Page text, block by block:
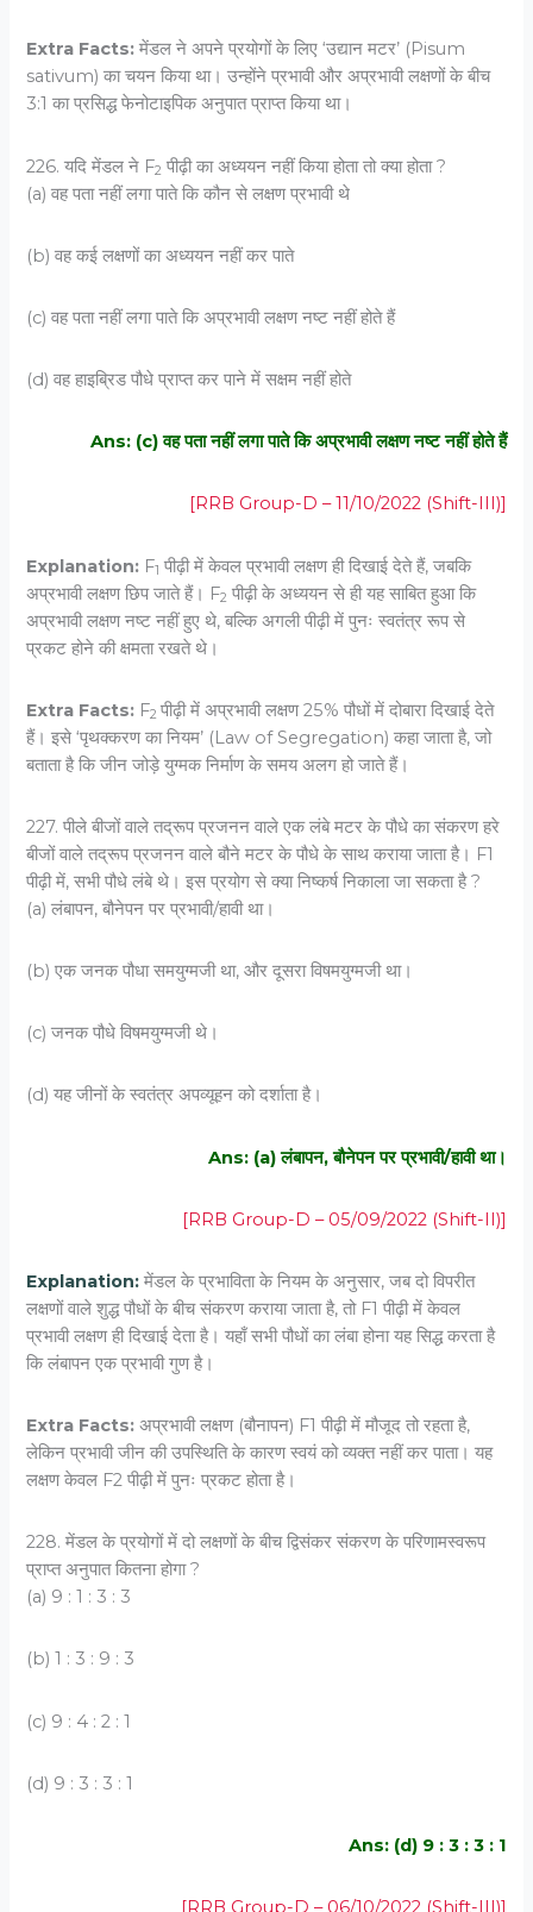
Extra Facts: मेंडल ने अपने प्रयोगों के लिए ‘उद्यान मटर’ (Pisum
sativum) का चयन किया था। उन्होंने प्रभावी और अप्रभावी लक्षणों के बीच
3:1 का प्रसिद्ध फेनोटाइपिक अनुपात प्राप्त किया था।
226. यदि मेंडल ने F2 पीढ़ी का अध्ययन नहीं किया होता तो क्या होता ?
(a) वह पता नहीं लगा पाते कि कौन से लक्षण प्रभावी थे
(b) वह कई लक्षणों का अध्ययन नहीं कर पाते
(c) वह पता नहीं लगा पाते कि अप्रभावी लक्षण नष्ट नहीं होते हैं
(d) वह हाइब्रिड पौधे प्राप्त कर पाने में सक्षम नहीं होते
Ans: (c) वह पता नहीं लगा पाते कि अप्रभावी लक्षण नष्ट नहीं होते हैं
[RRB Group-D – 11/10/2022 (Shift-III)]
Explanation: F1 पीढ़ी में केवल प्रभावी लक्षण ही दिखाई देते हैं, जबकि
अप्रभावी लक्षण छिप जाते हैं। F2 पीढ़ी के अध्ययन से ही यह साबित हुआ कि
अप्रभावी लक्षण नष्ट नहीं हुए थे, बल्कि अगली पीढ़ी में पुनः स्वतंत्र रूप से
प्रकट होने की क्षमता रखते थे।
Extra Facts: F2पीढ़ी में अप्रभावी लक्षण 25% पौधों में दोबारा दिखाई देते
हैं। इसे ‘पृथक्करण का नियम’ (Law of Segregation) कहा जाता है, जो
बताता है कि जीन जोड़े युग्मक निर्माण के समय अलग हो जाते हैं।
227. पीले बीजों वाले तद्रूप प्रजनन वाले एक लंबे मटर के पौधे का संकरण हरे
बीजों वाले तद्रूप प्रजनन वाले बौने मटर के पौधे के साथ कराया जाता है। F1
पीढ़ी में, सभी पौधे लंबे थे। इस प्रयोग से क्या निष्कर्ष निकाला जा सकता है ?
(a) लंबापन, बौनेपन पर प्रभावी/हावी था।
(b) एक जनक पौधा समयुग्मजी था, और दूसरा विषमयुग्मजी था।
(c) जनक पौधे विषमयुग्मजी थे।
(d) यह जीनों के स्वतंत्र अपव्यूहन को दर्शाता है।
Ans: (a) लंबापन, बौनेपन पर प्रभावी/हावी था।
[RRB Group-D – 05/09/2022 (Shift-II)]
Explanation: मेंडल के प्रभाविता के नियम के अनुसार, जब दो विपरीत
लक्षणों वाले शुद्ध पौधों के बीच संकरण कराया जाता है, तो F1 पीढ़ी में केवल
प्रभावी लक्षण ही दिखाई देता है। यहाँ सभी पौधों का लंबा होना यह सिद्ध करता है
कि लंबापन एक प्रभावी गुण है।
Extra Facts: अप्रभावी लक्षण (बौनापन) F1 पीढ़ी में मौजूद तो रहता है,
लेकिन प्रभावी जीन की उपस्थिति के कारण स्वयं को व्यक्त नहीं कर पाता। यह
लक्षण केवल F2 पीढ़ी में पुनः प्रकट होता है।
228. मेंडल के प्रयोगों में दो लक्षणों के बीच द्विसंकर संकरण के परिणामस्वरूप
प्राप्त अनुपात कितना होगा ?
(a) 9 : 1 : 3 : 3
(b) 1 : 3 : 9 : 3
(c) 9 : 4 : 2 : 1
(d) 9 : 3 : 3 : 1
Ans: (d) 9 : 3 : 3 : 1
[RRB Group-D – 06/10/2022 (Shift-III)]